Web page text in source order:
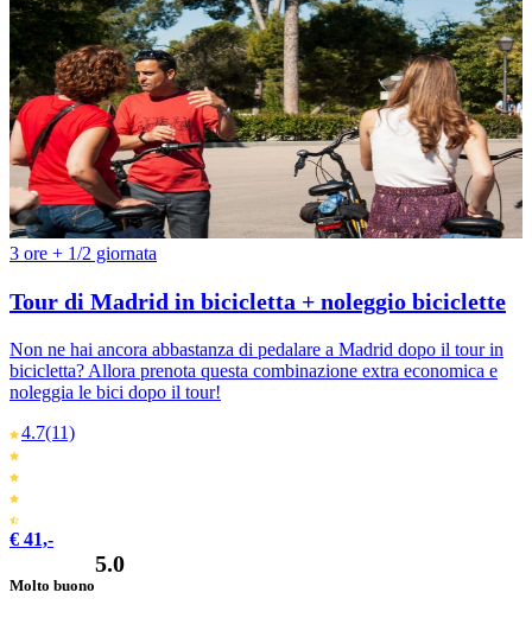
3 ore + 1/2 giornata
Tour di Madrid in bicicletta + noleggio biciclette
Non ne hai ancora abbastanza di pedalare a Madrid dopo il tour in
bicicletta? Allora prenota questa combinazione extra economica e
noleggia le bici dopo il tour!
4.7(11)
€ 41,-
Molto buono
5.0